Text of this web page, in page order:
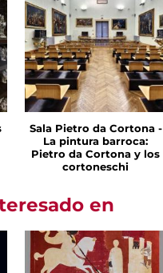
Sala Pietro da Cortona -
La pintura barroca:
Pietro da Cortona y los
cortoneschi
en